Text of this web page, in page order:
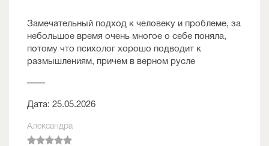
Замечательный подход к человеку и проблеме, за
небольшое время очень многое о себе поняла,
потому что психолог хорошо подводит к
размышлениям, причем в верном русле
——
Дата: 25.05.2026
Александра